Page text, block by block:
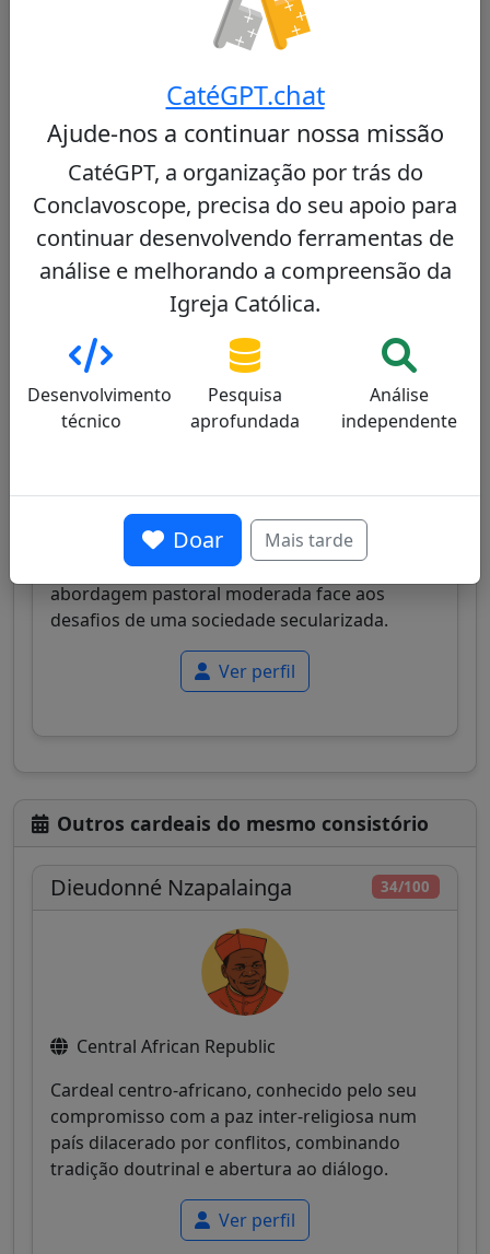
Cardeal espanhol, Arcebispo de Madrid,
conhecido pelo seu compromisso pastoral em
bairros operários e pela sua abordagem de
abertura, mantendo o respeito pela tradição.
Ver perfil
28/100
Juan José Omella
Cardeal espanhol, Arcebispo de Barcelona,
conhecido pela sua busca de equilíbrio e
capacidades de mediação, com uma
abordagem pastoral moderada face aos
desafios de uma sociedade secularizada.
Ver perfil
Outros cardeais do mesmo consistório
34/100
Dieudonné Nzapalainga
Central African Republic
Cardeal centro-africano, conhecido pelo seu
compromisso com a paz inter-religiosa num
país dilacerado por conflitos, combinando
tradição doutrinal e abertura ao diálogo.
Ver perfil
CatéGPT.chat
Ajude-nos a continuar nossa missão
CatéGPT, a organização por trás do
Conclavoscope, precisa do seu apoio para
continuar desenvolvendo ferramentas de
análise e melhorando a compreensão da
Igreja Católica.
Desenvolvimento
técnico
Pesquisa
aprofundada
Análise
independente
Doar Mais tarde